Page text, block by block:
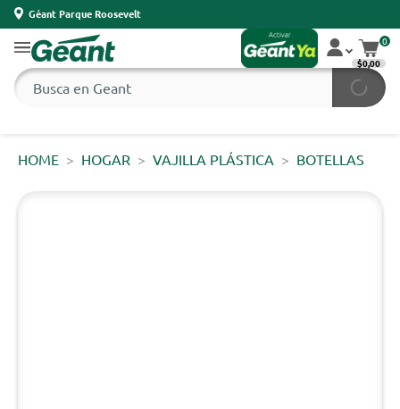
Géant Parque Roosevelt
0
$0,00
HOME HOGAR VAJILLA PLÁSTICA BOTELLAS